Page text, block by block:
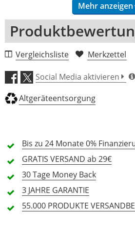
-
USB Anschluss
-
Midi Schnittstelle
-
Anschluss für
Expressionpedal
Fußschalteranschlus
s
Kopfhöreranschluss
Batteriebetrieb -
inkl. Netzteil
-
Breite (mm)
Länge (mm)
Anzahl Kanäle
-
Mehr anzeigen
1 Rezension
5 Sterne
4 Sterne
3 Sterne
Alle Sprachen
In deiner Sprache gibt es noch
Vergleichsliste Merkzettel
Social Media aktivieren
Altgeräteentsorgung
Bis zu 24 Monate0%
GRATIS VERSAND ab 29€
30 Tage Money Back
3 JAHRE GARANTIE
55.000 PRODUKTE